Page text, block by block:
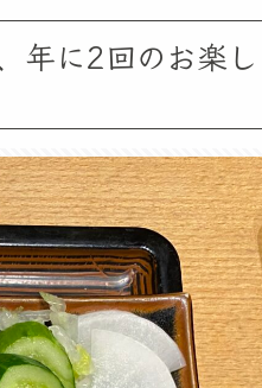
年に2回のお楽し